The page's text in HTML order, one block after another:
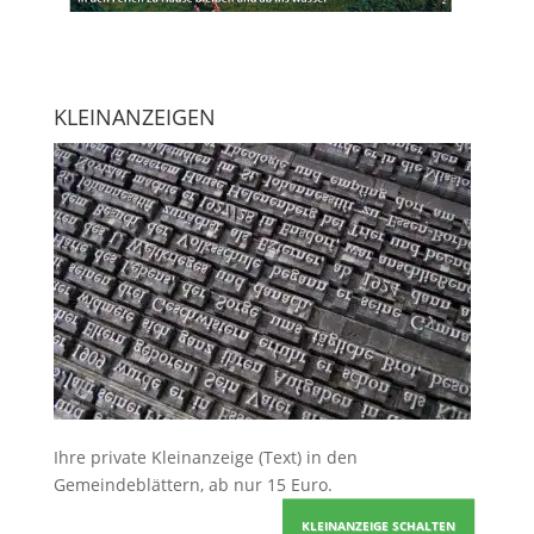
KLEINANZEIGEN
Ihre private Kleinanzeige (Text) in den
Gemeindeblättern, ab nur 15 Euro.
KLEINANZEIGE SCHALTEN